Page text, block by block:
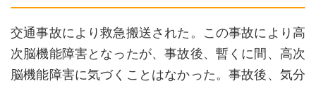
交通事故により救急搬送された。この事故により高
次脳機能障害となったが、事故後、暫くに間、高次
脳機能障害に気づくことはなかった。事故後、気分